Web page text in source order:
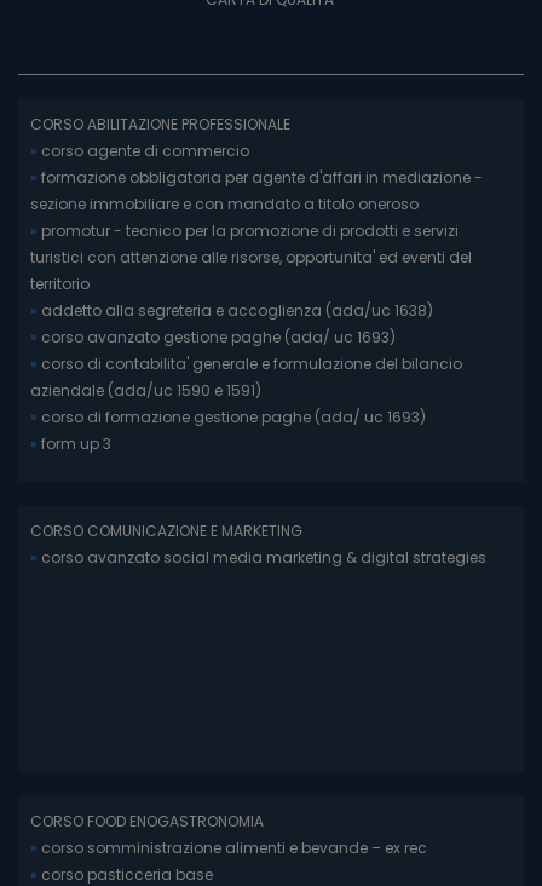
CORSO ABILITAZIONE PROFESSIONALE
» corso agente di commercio
» formazione obbligatoria per agente d'affari in mediazione -
sezione immobiliare e con mandato a titolo oneroso
» promotur - tecnico per la promozione di prodotti e servizi
turistici con attenzione alle risorse, opportunita' ed eventi del
territorio
» addetto alla segreteria e accoglienza (ada/uc 1638)
» corso avanzato gestione paghe (ada/ uc 1693)
» corso di contabilita' generale e formulazione del bilancio
aziendale (ada/uc 1590 e 1591)
» corso di formazione gestione paghe (ada/ uc 1693)
» form up 3
CORSO COMUNICAZIONE E MARKETING
» corso avanzato social media marketing & digital strategies
CORSO FOOD ENOGASTRONOMIA
» corso somministrazione alimenti e bevande – ex rec
» corso pasticceria base